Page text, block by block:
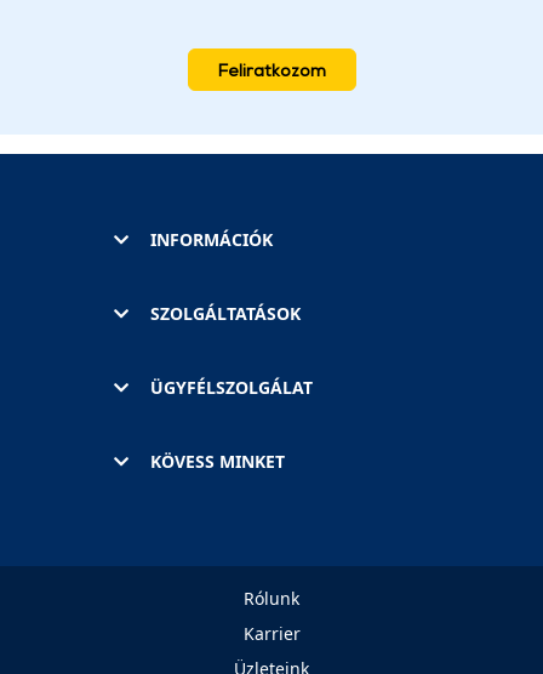
Feliratkozom
INFORMÁCIÓK
SZOLGÁLTATÁSOK
ÜGYFÉLSZOLGÁLAT
KÖVESS MINKET
Rólunk
Karrier
Üzleteink